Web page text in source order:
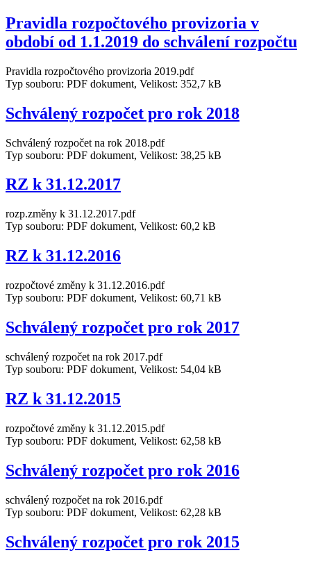
Pravidla rozpočtového provizoria v
období od 1.1.2019 do schválení rozpočtu
Pravidla rozpočtového provizoria 2019.pdf
Typ souboru: PDF dokument, Velikost: 352,7 kB
Schválený rozpočet pro rok 2018
Schválený rozpočet na rok 2018.pdf
Typ souboru: PDF dokument, Velikost: 38,25 kB
RZ k 31.12.2017
rozp.změny k 31.12.2017.pdf
Typ souboru: PDF dokument, Velikost: 60,2 kB
RZ k 31.12.2016
rozpočtové změny k 31.12.2016.pdf
Typ souboru: PDF dokument, Velikost: 60,71 kB
Schválený rozpočet pro rok 2017
schválený rozpočet na rok 2017.pdf
Typ souboru: PDF dokument, Velikost: 54,04 kB
RZ k 31.12.2015
rozpočtové změny k 31.12.2015.pdf
Typ souboru: PDF dokument, Velikost: 62,58 kB
Schválený rozpočet pro rok 2016
schválený rozpočet na rok 2016.pdf
Typ souboru: PDF dokument, Velikost: 62,28 kB
Schválený rozpočet pro rok 2015